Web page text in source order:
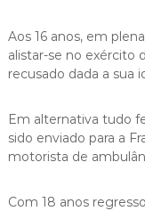
Aos 16 anos, em
alistar-se no exército
recusado dada a sua
Em alternativa tudo
sido enviado para a
motorista de
Com 18 anos